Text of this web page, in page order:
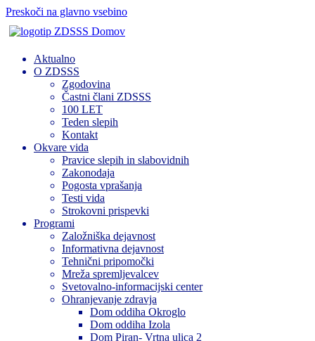
Preskoči na glavno vsebino
Domov
Aktualno
O ZDSSS
Zgodovina
Častni člani ZDSSS
100 LET
Teden slepih
Kontakt
Okvare vida
Pravice slepih in slabovidnih
Zakonodaja
Pogosta vprašanja
Testi vida
Strokovni prispevki
Programi
Založniška dejavnost
Informativna dejavnost
Tehnični pripomočki
Mreža spremljevalcev
Svetovalno-informacijski center
Ohranjevanje zdravja
Dom oddiha Okroglo
Dom oddiha Izola
Dom Piran- Vrtna ulica 2